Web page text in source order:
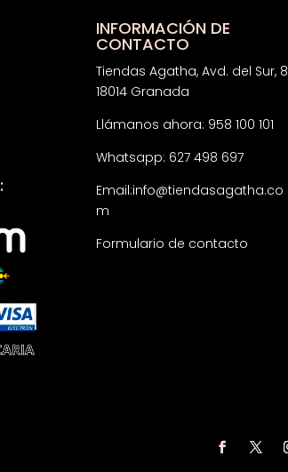
INFORMACIÓN DE
CONTACTO
Tiendas Agatha, Avd. del Sur, 8
18014 Granada
Llámanos ahora: 958 100 101
Whatsapp: 627 498 697
Email:info@tiendasagatha.co
m
Formulario de contacto